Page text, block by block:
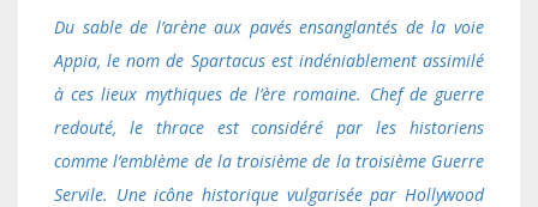
Du sable de l’arène aux pavés ensanglantés de la voie
Appia, le nom de Spartacus est indéniablement assimilé
à ces lieux mythiques de l’ère romaine. Chef de guerre
redouté, le thrace est considéré par les historiens
comme l’emblème de la troisième de la troisième Guerre
Servile. Une icône historique vulgarisée par Hollywood